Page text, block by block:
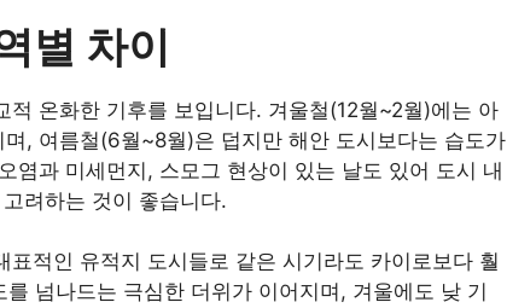
별 차이
적 온화한 기후를 보입니다. 겨울철(12월~2월)에는 아
, 여름철(6월~8월)은 덥지만 해안 도시보다는 습도가
염과 미세먼지, 스모그 현상이 있는 날도 있어 도시 내
려하는 것이 좋습니다.
적인 유적지 도시들로 같은 시기라도 카이로보다 훨
넘나드는 극심한 더위가 이어지며, 겨울에도 낮 기